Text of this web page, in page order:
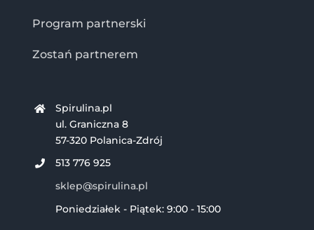
Program partnerski
Zostań partnerem
Spirulina.pl
ul. Graniczna 8
57-320 Polanica-Zdrój
513 776 925
sklep@spirulina.pl
Poniedziałek - Piątek: 9:00 - 15:00